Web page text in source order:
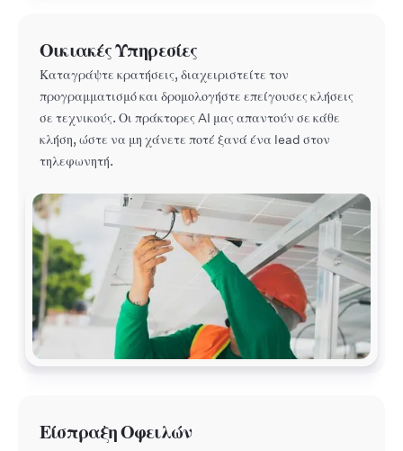
Οικιακές Υπηρεσίες
Καταγράψτε κρατήσεις, διαχειριστείτε τον
προγραμματισμό και δρομολογήστε επείγουσες κλήσεις
σε τεχνικούς. Οι πράκτορες AI μας απαντούν σε κάθε
κλήση, ώστε να μη χάνετε ποτέ ξανά ένα lead στον
τηλεφωνητή.
Είσπραξη Οφειλών